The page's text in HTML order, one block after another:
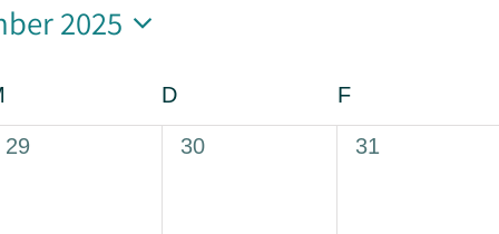
2025
D FFreitag
0
29
0
30
0
31